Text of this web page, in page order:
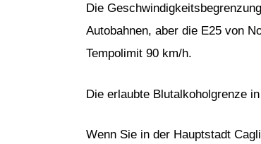
Die
Autobahnen, aber die E25 von
Tempolimit 90 km/h.
Die erlaubte Blutalkoholgrenze in
Wenn Sie in der Hauptstadt